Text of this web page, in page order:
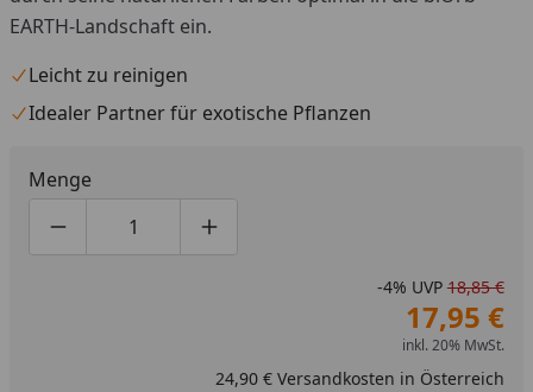
EARTH-Landschaft ein.
Leicht zu reinigen
Idealer Partner für exotische Pflanzen
Menge
Produktmenge um eins verringern
Produktmenge manuell eingeben
Produktmenge um eins erhöhen
-4% UVP 18,85 €
17,95 €
inkl. 20% MwSt.
24,90 € Versandkosten in Österreich